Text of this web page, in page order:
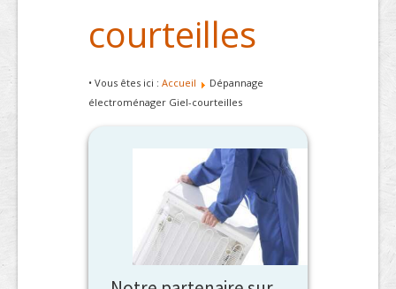
courteilles
• Vous êtes ici : Accueil
Dépannage
électroménager Giel-courteilles